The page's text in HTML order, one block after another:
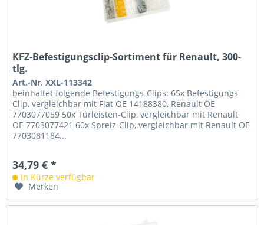
KFZ-Befestigungsclip-Sortiment für Renault, 300-
tlg.
Art.-Nr. XXL-113342
beinhaltet folgende Befestigungs-Clips: 65x Befestigungs-
Clip, vergleichbar mit Fiat OE 14188380, Renault OE
7703077059 50x Türleisten-Clip, vergleichbar mit Renault
OE 7703077421 60x Spreiz-Clip, vergleichbar mit Renault OE
7703081184...
34,79 € *
In Kürze verfügbar
Merken